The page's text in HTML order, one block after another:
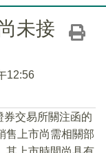
未接
12:56
券交易所關注函的
售上市尚需相關部